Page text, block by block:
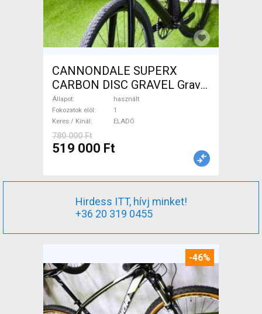
CANNONDALE SUPERX
CARBON DISC GRAVEL Gravel
/ CX tárcsafék használt
ELADÓ
Állapot
használt
Fokozatok elöl
1
Keres / Kínál
ELADÓ
780 000 Ft
519 000 Ft
Hirdess ITT, hívj minket!
+36 20 319 0455
-46%